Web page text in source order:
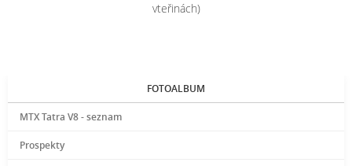
vteřinách)
FOTOALBUM
MTX Tatra V8 - seznam
Prospekty